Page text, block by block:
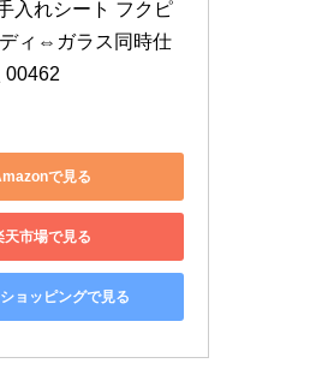
入れシート フクピ
ィ⇔ガラス同時仕
00462
で見る
天市場で見る
ョッピングで見る